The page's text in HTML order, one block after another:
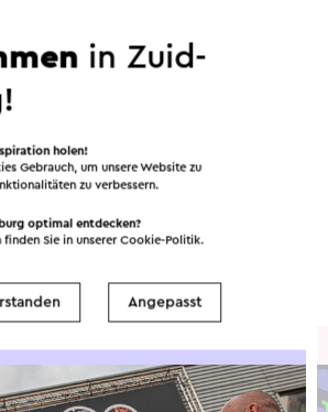
© OpenStreetMap
Filter anzeigen
in Zuid-
holen!
Gebrauch, um unsere Website zu
zu verbessern.
optimal entdecken?
Sie in unsererCookie-Politik.
Angepasst